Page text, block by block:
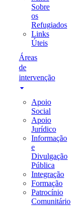
Sobre
os
Refugiados
Links
Úteis
Áreas
de
intervenção
Apoio
Social
Apoio
Jurídico
Informação
e
Divulgação
Pública
Integração
Formação
Patrocínio
Comunitário